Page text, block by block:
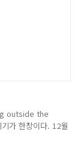
outside the
가 한창이다. 12월